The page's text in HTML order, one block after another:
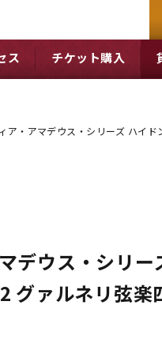
ス チケット購入
ア・アマデウス・シリーズ ハイ
デウス・シリー
グァルネリ弦楽